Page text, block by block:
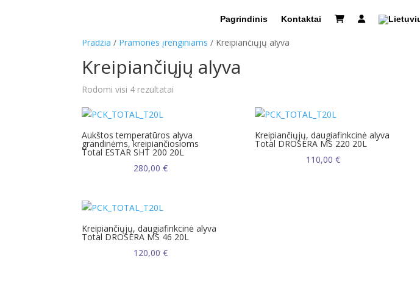
Pagrindinis Kontaktai
Pradžia / Pramonės įrenginiams / Kreipiančiųjų alyva
Kreipiančiųjų alyva
Rodomi visi 4 rezultatai
Aukštos temperatūros alyva
grandinėms, kreipiančiosioms
Total ESTAR SHT 200 20L
280,00 €
Kreipiančiųjų, daugiafinkcinė alyva
Total DROSERA MS 220 20L
110,00€
Kreipiančiųjų, daugiafinkcinė alyva
Total DROSERA MS 46 20L
120,00 €